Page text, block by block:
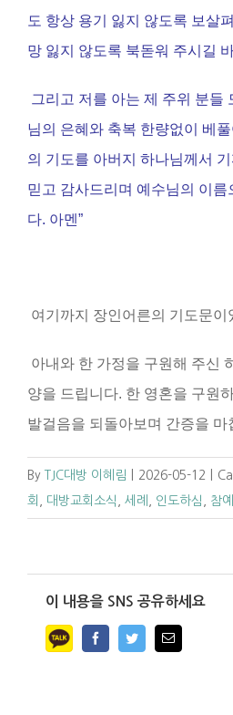
도 항상 용기 잃지 않도록 보살
망 잃지 않도록 북돋워 주시길
그리고 저를 아는 제 주위 분들
님의 은혜와 축복 한량없이 베
의 기도를 아버지 하나님께서
믿고 감사드리며 예수님의 이름
다. 아멘”
여기까지 장인어른의 기도문이
아내와 한 가정을 구원해 주신
양을 드립니다. 한 영혼을 구원
발걸음을 되돌아보며 간증을 마
By TJC대방 이혜림 2026-05-12
회
대방교회소식 세례 인도하심 참
이 내용을 SNS 공유하세요
FacebookTwitterEmail